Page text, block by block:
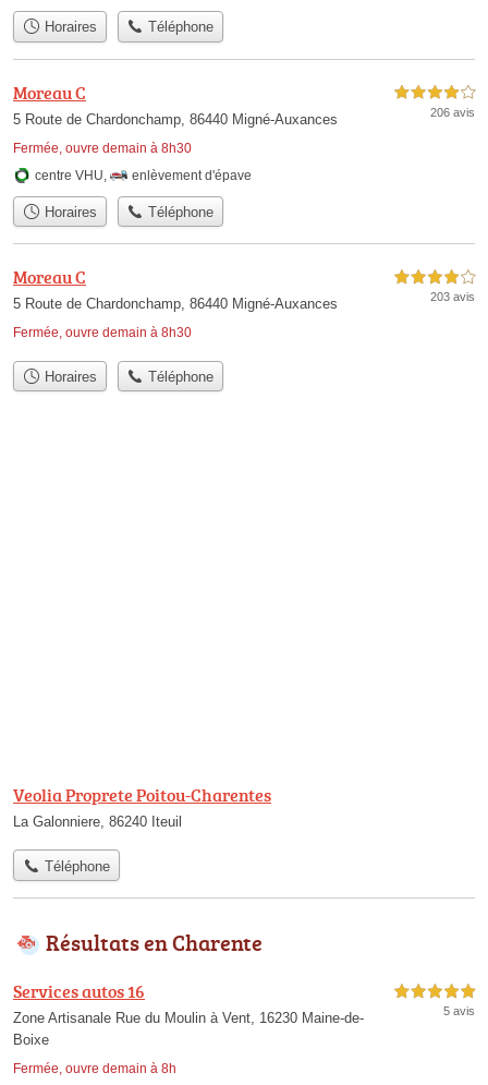
Horaires Téléphone
Moreau C
5 Route de Chardonchamp, 86440 Migné-Auxances
Fermée, ouvre demain à 8h30
4,0 étoiles sur 5
206 avis
centre VHU enlèvement d'épave
Horaires Téléphone
Moreau C
5 Route de Chardonchamp, 86440 Migné-Auxances
Fermée, ouvre demain à 8h30
4,0 étoiles sur 5
203 avis
Horaires Téléphone
Veolia Proprete Poitou-Charentes
La Galonniere, 86240 Iteuil
Téléphone
Résultats en Charente
Services autos 16
Zone Artisanale Rue du Moulin à Vent, 16230 Maine-de-
Boixe
Fermée, ouvre demain à 8h
5,0 étoiles sur 5
5 avis